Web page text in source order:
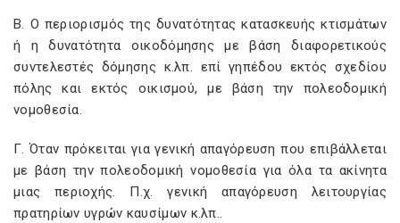
Β. Ο περιορισμός της δυνατότητας κατασκευής κτισμάτων
ή η δυνατότητα οικοδόμησης με βάση διαφορετικούς
συντελεστές δόμησης κ.λπ. επί γηπέδου εκτός σχεδίου
πόλης και εκτός οικισμού, με βάση την πολεοδομική
νομοθεσία.
Γ. Όταν πρόκειται για γενική απαγόρευση που επιβάλλεται
με βάση την πολεοδομική νομοθεσία για όλα τα ακίνητα
μιας περιοχής. Π.χ. γενική απαγόρευση λειτουργίας
πρατηρίων υγρών καυσίμων κ.λπ..